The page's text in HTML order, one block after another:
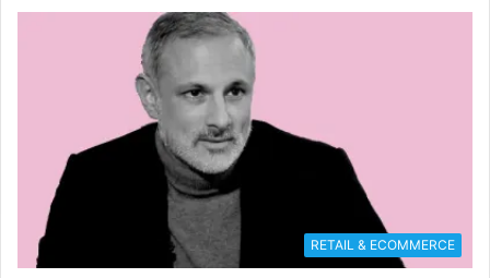
RETAIL & ECOMMERCE